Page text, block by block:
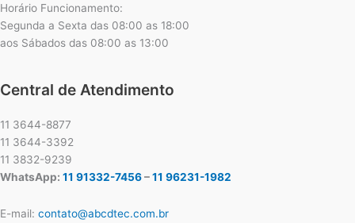
Horário Funcionamento:
Segunda a Sexta das 08:00 as 18:00
aos Sábados das 08:00 as 13:00
Central de Atendimento
11 3644-8877
11 3644-3392
11 3832-9239
WhatsApp: 11 91332-7456–11 96231-1982
E-mail: contato@abcdtec.com.br